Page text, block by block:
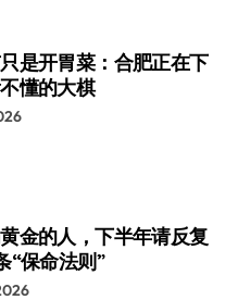
是开胃菜：合肥正在下
懂的大棋
金的人，下半年请反复
“保命法则”